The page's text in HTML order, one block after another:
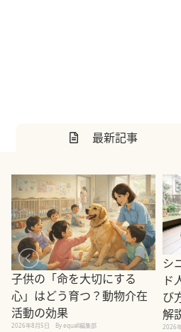
最新記事
子供の「命を大切にする
心」はどう育つ？動物介在
活動の効果
2026年8月5日 By equall編集部
シ
ド
び
解
2026